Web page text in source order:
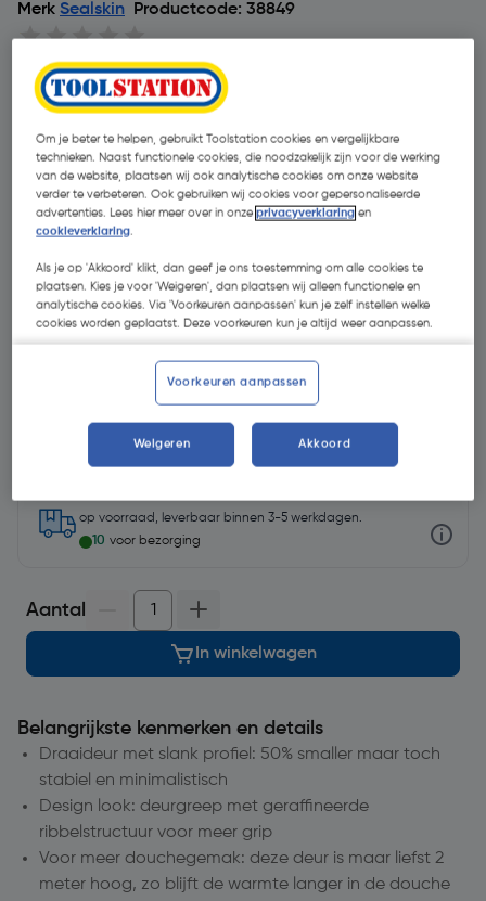
Merk Sealskin Productcode: 38849
€ 449,00| Excl. btw € 371,07
op voorraad, leverbaar binnen 3-5 werkdagen.
10 voor bezorging
Aantal
In winkelwagen
Belangrijkste kenmerken en details
Draaideur met slank profiel: 50% smaller maar toch
stabiel en minimalistisch
Design look: deurgreep met geraffineerde
ribbelstructuur voor meer grip
Voor meer douchegemak: deze deur is maar liefst 2
meter hoog, zo blijft de warmte langer in de douche
Om je beter te helpen, gebruikt Toolstation cookies en vergelijkbare
technieken. Naast functionele cookies, die noodzakelijk zijn voor de werking
van de website, plaatsen wij ook analytische cookies om onze website
verder te verbeteren. Ook gebruiken wij cookies voor gepersonaliseerde
advertenties. Lees hier meer over in onzeprivacyverklaring en
cookieverklaring.
Als je op 'Akkoord' klikt, dan geef je ons toestemming om alle cookies te
plaatsen. Kies je voor 'Weigeren', dan plaatsen wij alleen functionele en
analytische cookies. Via 'Voorkeuren aanpassen' kun je zelf instellen welke
cookies worden geplaatst. Deze voorkeuren kun je altijd weer aanpassen.
Voorkeuren aanpassen
Weigeren Akkoord